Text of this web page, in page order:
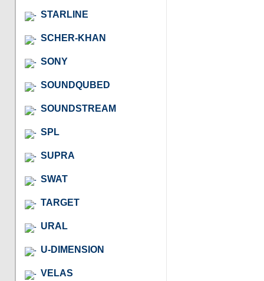
STARLINE
SCHER-KHAN
SONY
SOUNDQUBED
SOUNDSTREAM
SPL
SUPRA
SWAT
TARGET
URAL
U-DIMENSION
VELAS